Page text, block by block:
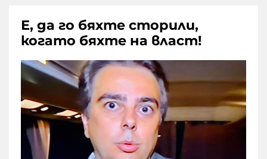
Е, да го бяхте сторили,
когато бяхте на власт!